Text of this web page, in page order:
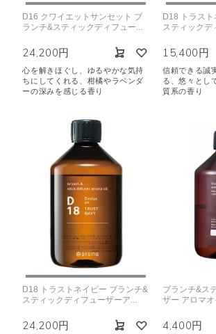
D16 クワイエットサンセット ブ
ランチ&スティックディフュー...
24,200円
心を解きほぐし、ゆるやかな気持
ちにしてくれる、柑橘やラベンダ
ーの深みを感じる香り
D18 トラス
スティックデ
15,400円
信頼できる誠
る、悠々とし
質系の香り
D18 トラストネイビー ブランチ&
スティックディフューザーア...
24,200円
ブランチ&ス
ザー アロマ
4,400円